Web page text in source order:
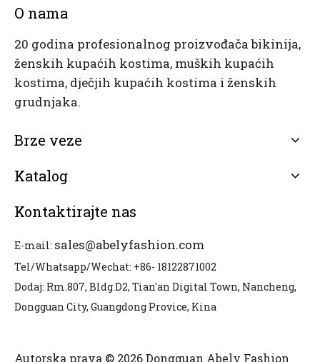
O nama
20 godina profesionalnog proizvođača bikinija,
ženskih kupaćih kostima, muških kupaćih
kostima, dječjih kupaćih kostima i ženskih
grudnjaka.
Brze veze
Katalog
Kontaktirajte nas
E-mail: sales@abelyfashion.com
Tel/Whatsapp/Wechat: +86- 18122871002
Dodaj: Rm.807, Bldg.D2, Tian'an Digital Town, Nancheng,
Dongguan City, Guangdong Provice, Kina
Autorska prava © 2026 Dongguan Abely Fashion